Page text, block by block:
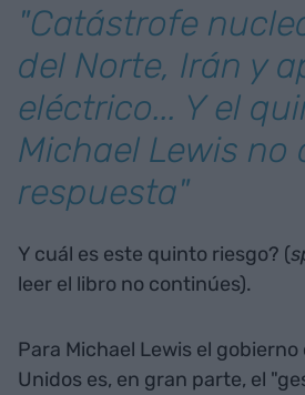
"Catástrofe
del Norte, Irán y
eléctrico... Y el
Michael Lewis no
respuesta"
Y cuál es este quinto riesgo? (
leer el libro no continúes).
Para Michael Lewis el gobierno
Unidos es, en gran parte, el